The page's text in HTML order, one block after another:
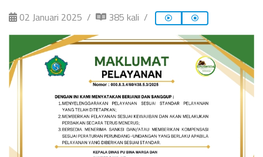
02 Januari 2025 385 kali